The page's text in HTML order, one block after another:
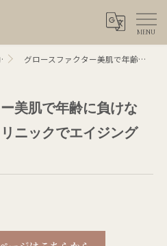
グロースファクター美肌で年齢に負けない！メディカルクリニックでエイジングケア
美肌で年齢に負けな
ニックでエイジング